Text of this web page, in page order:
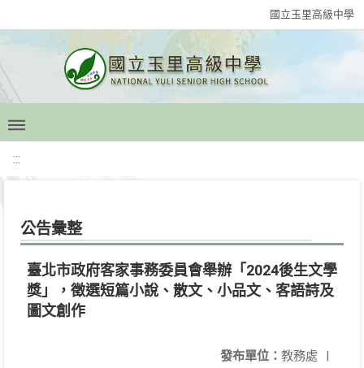
國立玉里高級中學
:::
公告彙整
臺北市政府客家事務委員會舉辦「2024後生文學
獎」，徵選短篇小說、散文、小品文、客語詩及
圖文創作
發布單位： 教務處 |